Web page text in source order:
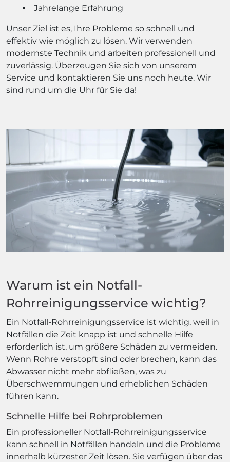
Jahrelange Erfahrung
Unser Ziel ist es, Ihre Probleme so schnell und
effektiv wie möglich zu lösen. Wir verwenden
modernste Technik und arbeiten professionell und
zuverlässig. Überzeugen Sie sich von unserem
Service und kontaktieren Sie uns noch heute. Wir
sind rund um die Uhr für Sie da!
Warum ist ein Notfall-
Rohrreinigungsservice wichtig?
Ein Notfall-Rohrreinigungsservice ist wichtig, weil in
Notfällen die Zeit knapp ist und schnelle Hilfe
erforderlich ist, um größere Schäden zu vermeiden.
Wenn Rohre verstopft sind oder brechen, kann das
Abwasser nicht mehr abfließen, was zu
Überschwemmungen und erheblichen Schäden
führen kann.
Schnelle Hilfe bei Rohrproblemen
Ein professioneller Notfall-Rohrreinigungsservice
kann schnell in Notfällen handeln und die Probleme
innerhalb kürzester Zeit lösen. Sie verfügen über das